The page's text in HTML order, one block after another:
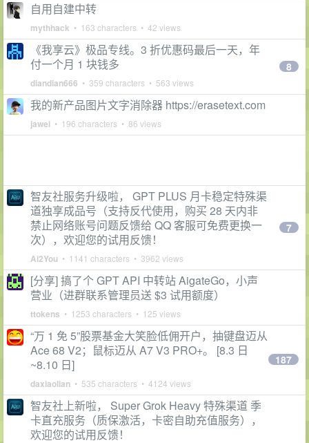
自用自建中转
mythhack • 163 characters • 42 views
《我享云》极品专线。3 折优惠码最后一天，年
付一个月 1 块钱多
diandian666 • 359 characters • 563 views
8
我的新产品图片文字消除器 https://erasetext.com
jawei • 196 characters • 86 views
智友社服务升级啦， GPT PLUS 月卡稳定特殊渠
道独享成品号（支持反代使用，购买 28 天内非
禁止网络账号问题反馈给 QQ 客服可免费更换一
次），欢迎您的试用反馈！
Ai2You • 1141 characters • 3962 views
7
[分享] 搞了个 GPT API 中转站 AigateGo，小声
营业（进群联系管理员送 $3 试用额度）
ttokens • 1253 characters • 125 views
“万 1 免 5”股票基金大笑脸低佣开户，抽键盘迈从
Ace 68 V2；鼠标迈从 A7 V3 PRO+。 [8.3 日
~8.10 日]
daxiaolian • 535 characters • 4124 views
187
智友社上新啦， Super Grok Heavy 特殊渠道 季
卡直充服务（质保激活，卡密自助充值服务），
欢迎您的试用反馈！